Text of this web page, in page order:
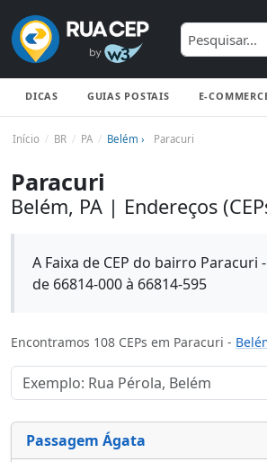
DICAS GUIAS POSTAIS E-
Início BR PA Belém › Paracuri
Paracuri
Belém, PA | Endereços
A Faixa de CEP do bairro Paracuri
de 66814-000 à 66814-595
Encontramos 108 CEPs em Paracuri -
Passagem Ágata